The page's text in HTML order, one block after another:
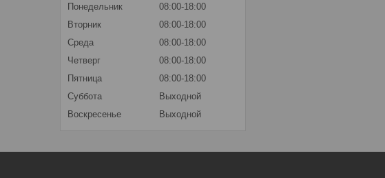
Понедельник
08:00-18:00
Вторник
08:00-18:00
Среда
08:00-18:00
Четверг
08:00-18:00
Пятница
08:00-18:00
Суббота
Выходной
Воскресенье
Выходной